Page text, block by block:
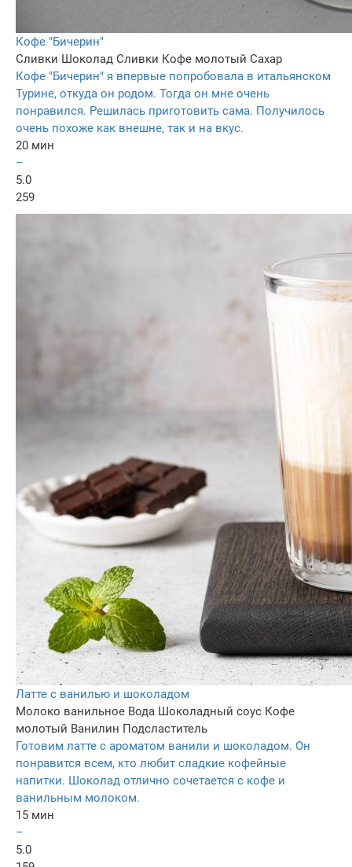
Кофе "Бичерин"
Сливки Шоколад Сливки Кофе молотый Сахар
Кофе "Бичерин" я впервые попробовала в итальянском
Турине, откуда он родом. Тогда он мне очень
понравился. Решилась приготовить сама. Получилось
очень похоже как внешне, так и на вкус.
20 мин
–
5.0
259
Латте с ванилью и шоколадом
Молоко ванильное Вода Шоколадный соус Кофе
молотый Ванилин Подсластитель
Готовим латте с ароматом ванили и шоколадом. Он
понравится всем, кто любит сладкие кофейные
напитки. Шоколад отлично сочетается с кофе и
ванильным молоком.
15 мин
–
5.0